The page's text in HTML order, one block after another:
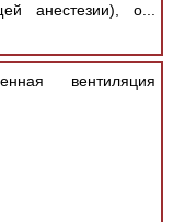
анестезии), о...
вентиляция